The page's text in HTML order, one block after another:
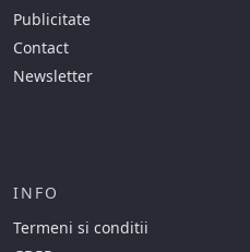
Publicitate
Contact
Newsletter
INFO
Termeni si conditii